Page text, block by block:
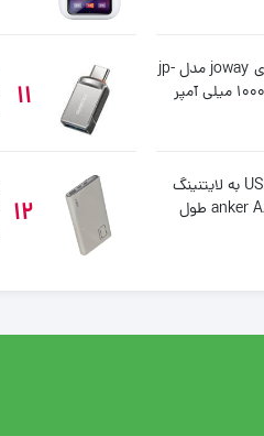
پاوربانک جووی joway مدل jp-
511 ظرفیت 10000 میلی آمپر
کابل تبدیل USB به لایتنینگ
انکر مدلanker A8012 طول
11
12